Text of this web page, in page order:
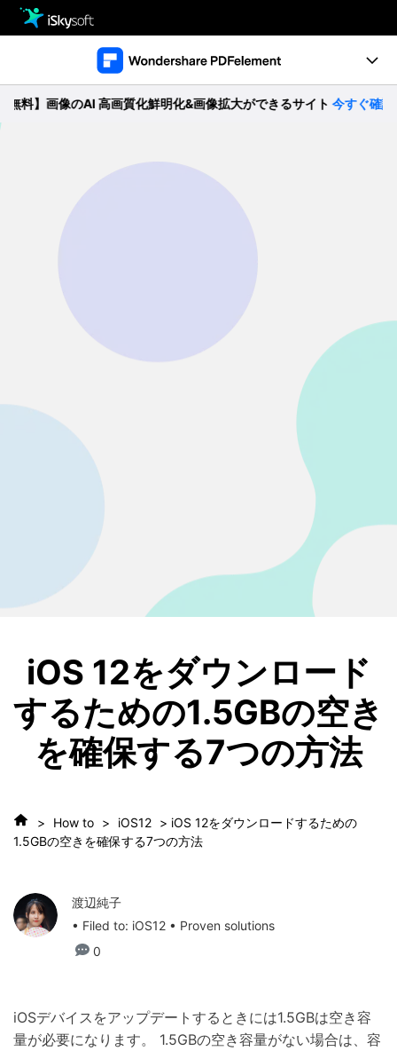
Utility
製品活用事例
ダウンロード
サポート
製品機能
】画像のAI 高画質化鮮明化&画像拡大ができるサイト今すぐ確認 >>
iOS 12をダウンロード
するための1.5GBの空き
を確保する7つの方法
> How to > iOS12 > iOS 12をダウンロードするための
1.5GBの空きを確保する7つの方法
渡辺純子
• Filed to: iOS12 • Proven solutions
0
iOSデバイスをアップデートするときには1.5GBは空き容
量が必要になります。 1.5GBの空き容量がない場合は、容